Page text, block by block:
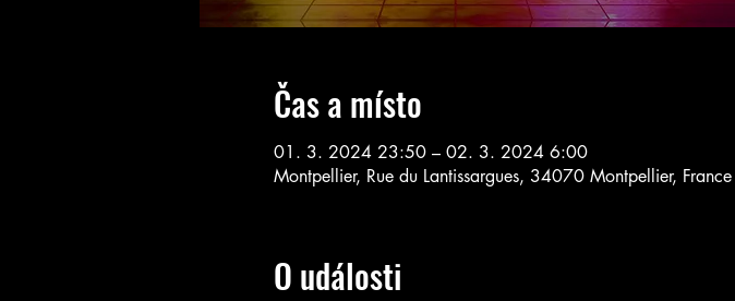
Čas a místo
01. 3. 2024 23:50 – 02. 3. 2024 6:00
Montpellier, Rue du Lantissargues, 34070 Montpellier, France
O události